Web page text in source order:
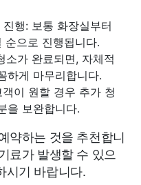
행: 보통 화장실부터
순으로 진행됩니다.
소가 완료되면, 자체적
하게 마무리합니다.
이 원할 경우 추가 청
을 보완합니다.
약하는 것을 추천합니
료가 발생할 수 있으
시기 바랍니다.